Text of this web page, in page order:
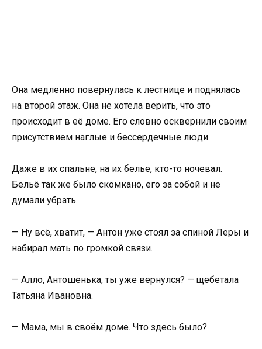
Она медленно повернулась к лестнице и поднялась
на второй этаж. Она не хотела верить, что это
происходит в её доме. Его словно осквернили своим
присутствием наглые и бессердечные люди.
Даже в их спальне, на их белье, кто-то ночевал.
Бельё так же было скомкано, его за собой и не
думали убрать.
— Ну всё, хватит, — Антон уже стоял за спиной Леры и
набирал мать по громкой связи.
— Алло, Антошенька, ты уже вернулся? — щебетала
Татьяна Ивановна.
— Мама, мы в своём доме. Что здесь было?